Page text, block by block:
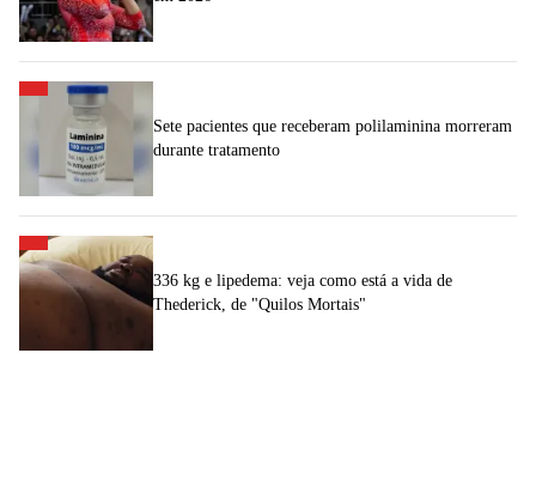
Sete pacientes que receberam polilaminina morreram
durante tratamento
336 kg e lipedema: veja como está a vida de
Thederick, de "Quilos Mortais"